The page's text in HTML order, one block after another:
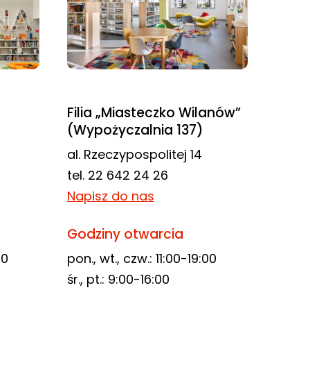
Filia „Miasteczko Wilanów”
(Wypożyczalnia 137)
al. Rzeczypospolitej 14
tel. 22 642 24 26
Napisz do nas
Godziny otwarcia
pon., wt., czw.: 11:00-19:00
śr., pt.: 9:00-16:00